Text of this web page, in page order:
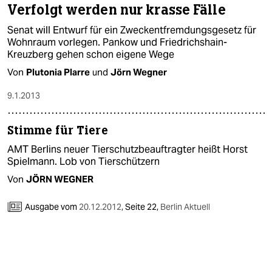
Verfolgt werden nur krasse Fälle
Senat will Entwurf für ein Zweckentfremdungsgesetz für
Wohnraum vorlegen. Pankow und Friedrichshain-
Kreuzberg gehen schon eigene Wege
Von Plutonia Plarre und Jörn Wegner
9.1.2013
Stimme für Tiere
AMT Berlins neuer Tierschutzbeauftragter heißt Horst
Spielmann. Lob von Tierschützern
Von JÖRN WEGNER
Ausgabe vom 20.12.2012,Seite 22, Berlin Aktuell